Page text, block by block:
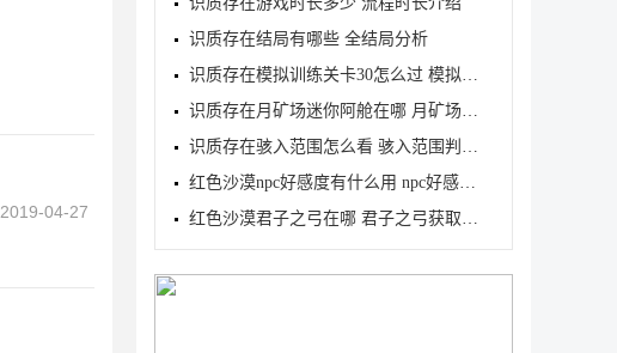
2019-04-27
识质存在结局有哪些 全结局分析
识质存在模拟训练关卡30怎么过 模拟训练关卡30三星攻
识质存在月矿场迷你阿舱在哪 月矿场迷你阿舱位置介绍
识质存在骇入范围怎么看 骇入范围判定查看方法
红色沙漠npc好感度有什么用 npc好感度作用介绍
红色沙漠君子之弓在哪 君子之弓获取地点及属性介绍